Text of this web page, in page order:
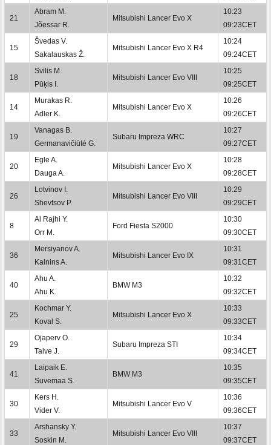
21
Abram M.
Jõessar R.
Mitsubishi Lancer Evo X
10:23
09:23CET
15
Švedas V.
Sakalauskas Ž.
Mitsubishi Lancer Evo X R4
10:24
09:24CET
18
Svilis M.
Pūķis I.
Mitsubishi Lancer Evo VIII
10:25
09:25CET
14
Murakas R.
Adler K.
Mitsubishi Lancer Evo X
10:26
09:26CET
19
Vanagas B.
Germanavičiūtė G.
Subaru Impreza WRC
10:27
09:27CET
20
Egle A.
Dauga A.
Mitsubishi Lancer Evo X
10:28
09:28CET
26
Lotvinov I.
Shevtsov P.
Mitsubishi Lancer Evo VIII
10:29
09:29CET
8
Al Rajhi Y.
Orr M.
Ford Fiesta S2000
10:30
09:30CET
36
Mersiyanov A.
Kalnins A.
Mitsubishi Lancer Evo IX
10:31
09:31CET
40
Ahu A.
Ahu K.
BMW M3
10:32
09:32CET
25
Kochmar Y.
Koval S.
Mitsubishi Lancer Evo X
10:33
09:33CET
29
Ojaperv O.
Talve J.
Subaru Impreza STI
10:34
09:34CET
41
Laipaik E.
Suvemaa S.
BMW M3
10:35
09:35CET
30
Kers H.
Vider V.
Mitsubishi Lancer Evo V
10:36
09:36CET
33
Arshansky Y.
Soskin M.
Mitsubishi Lancer Evo VIII
10:37
09:37CET